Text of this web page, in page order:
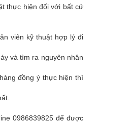
thực hiện đối với bất cứ
viên kỹ thuật hợp lý đi
và tìm ra nguyên nhân
đồng ý thực hiện thì
0986839825 để được